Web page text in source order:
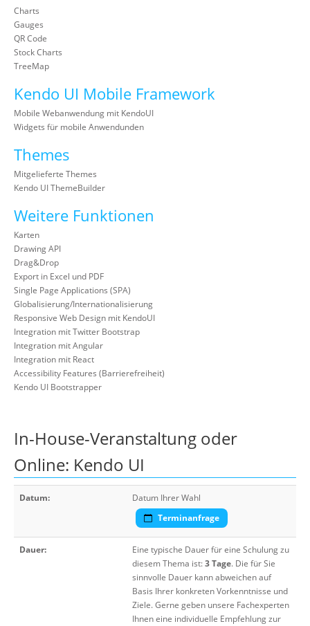
Charts
Gauges
QR Code
Stock Charts
TreeMap
Kendo UI Mobile Framework
Mobile Webanwendung mit KendoUI
Widgets für mobile Anwendunden
Themes
Mitgelieferte Themes
Kendo UI ThemeBuilder
Weitere Funktionen
Karten
Drawing API
Drag&Drop
Export in Excel und PDF
Single Page Applications (SPA)
Globalisierung/Internationalisierung
Responsive Web Design mit KendoUI
Integration mit Twitter Bootstrap
Integration mit Angular
Integration mit React
Accessibility Features (Barrierefreiheit)
Kendo UI Bootstrapper
In-House-Veranstaltung oder
Online: Kendo UI
Datum:
Datum Ihrer Wahl
Terminanfrage
Dauer:
Eine typische Dauer für eine Schulung zu
diesem Thema ist:3 Tage. Die für Sie
sinnvolle Dauer kann abweichen auf
Basis Ihrer konkreten Vorkenntnisse und
Ziele. Gerne geben unsere Fachexperten
Ihnen eine individuelle Empfehlung zur